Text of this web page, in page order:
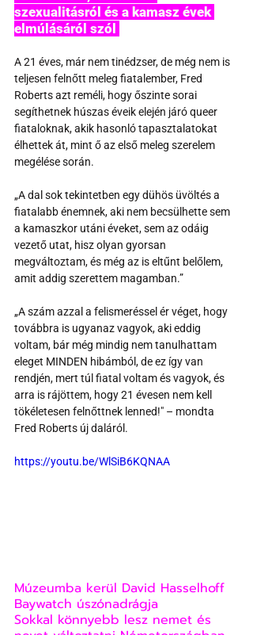
szexualitásról és a kamasz évek
elmúlásáról szól
A 21 éves, már nem tinédzser, de még nem is
teljesen felnőtt meleg fiatalember, Fred
Roberts azt reméli, hogy őszinte sorai
segíthetnek húszas éveik elején járó queer
fiataloknak, akik hasonló tapasztalatokat
élhettek át, mint ő az első meleg szerelem
megélése során.
„A dal sok tekintetben egy dühös üvöltés a
fiatalabb énemnek, aki nem becsülhette sem
a kamaszkor utáni éveket, sem az odáig
vezető utat, hisz olyan gyorsan
megváltoztam, és még az is eltűnt belőlem,
amit addig szerettem magamban.”
„A szám azzal a felismeréssel ér véget, hogy
továbbra is ugyanaz vagyok, aki eddig
voltam, bár még mindig nem tanulhattam
eleget MINDEN hibámból, de ez így van
rendjén, mert túl fiatal voltam és vagyok, és
arra is rájöttem, hogy 21 évesen nem kell
tökéletesen felnőttnek lenned!" – mondta
Fred Roberts új daláról.
https://youtu.be/WlSiB6KQNAA
Múzeumba kerül David Hasselhoff
Baywatch úszónadrágja
Sokkal könnyebb lesz nemet és